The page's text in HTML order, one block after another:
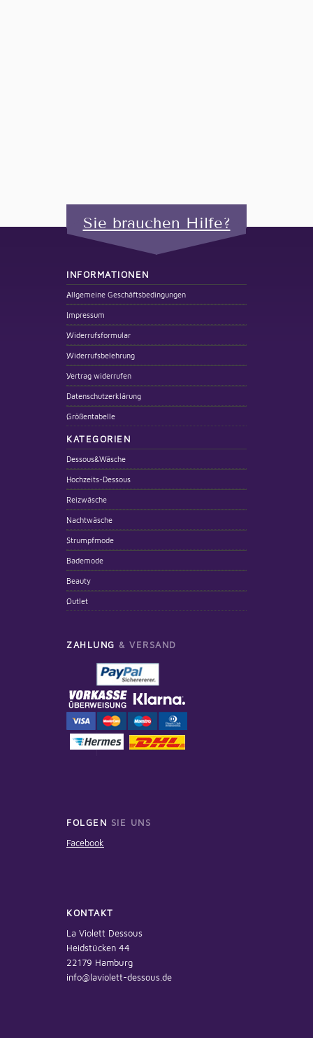
Sie brauchen Hilfe?
INFORMATIONEN
Allgemeine Geschäftsbedingungen
Impressum
Widerrufsformular
Widerrufsbelehrung
Vertrag widerrufen
Datenschutzerklärung
Größentabelle
KATEGORIEN
Dessous&Wäsche
Hochzeits-Dessous
Reizwäsche
Nachtwäsche
Strumpfmode
Bademode
Beauty
Outlet
ZAHLUNG & VERSAND
FOLGEN SIE UNS
Facebook
KONTAKT
La Violett Dessous
Heidstücken 44
22179 Hamburg
info@laviolett-dessous.de